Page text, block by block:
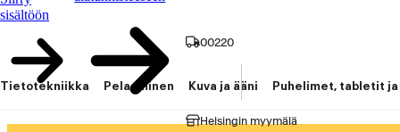
sisältöön
00220
Helsingin myymälä
Tietotekniikka Pelaaminen Kuva ja ääni Puhelimet, tabletit